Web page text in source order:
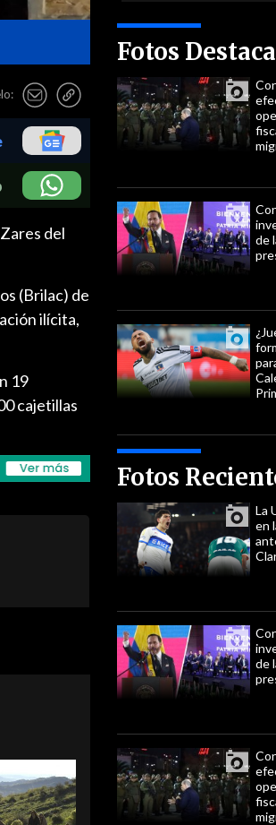
Fotos
de
Fotos
La
en
de
del
(Brilac) de
ilícita,
19
cajetillas